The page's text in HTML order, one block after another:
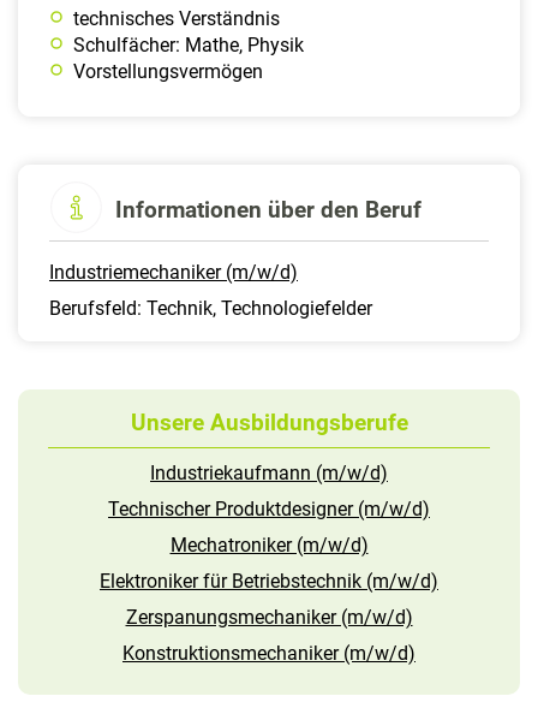
technisches Verständnis
Schulfächer: Mathe, Physik
Vorstellungsvermögen
Informationen über den Beruf
Industriemechaniker (m/w/d)
Berufsfeld: Technik, Technologiefelder
Unsere Ausbildungsberufe
Industriekaufmann (m/w/d)
Technischer Produktdesigner (m/w/d)
Mechatroniker (m/w/d)
Elektroniker für Betriebstechnik (m/w/d)
Zerspanungsmechaniker (m/w/d)
Konstruktionsmechaniker (m/w/d)